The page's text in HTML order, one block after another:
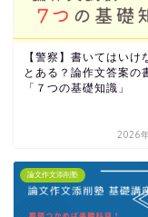
【警察】書いてはいけ
とある？論作文答案の
「７つの基礎知識」
2026
論文作文添削塾